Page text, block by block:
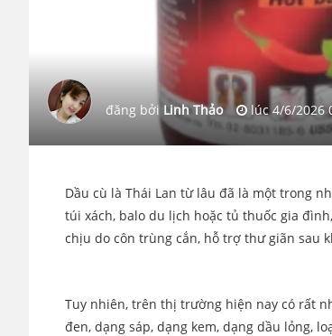
đăng bởi Linh Thảo lúc 4/6/2026
Dầu cù là Thái Lan từ lâu đã là một trong
túi xách, balo du lịch hoặc tủ thuốc gia
chịu do côn trùng cắn, hỗ trợ thư giãn sau
Tuy nhiên, trên thị trường hiện nay có rất
đen, dạng sáp, dạng kem, dạng dầu lỏng,